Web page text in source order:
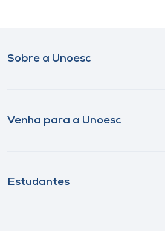
Sobre a Unoesc
Venha para a Unoesc
Estudantes